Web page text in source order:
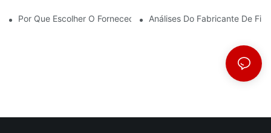
Por Que Escolher O Fornecedor Certo De Filme BOPP É
Análises Do Fabricante De